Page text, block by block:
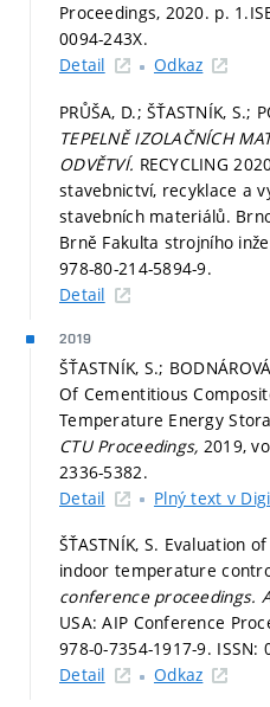
Proceedings, 2020. p. 1.
0094-243X.
Detail
Odkaz
PRŮŠA, D.; ŠŤASTNÍK, S.;
TEPELNĚ IZOLAČNÍCH
ODVĚTVÍ. RECYCLING
stavebnictví, recyklace a
stavebních materiálů.
Brně Fakulta strojního
978-80-214-5894-9.
Detail
2019
ŠŤASTNÍK, S.;
Of Cementitious
Temperature Energy
CTU Proceedings, 2019,
2336-5382.
Detail
Plný text v
ŠŤASTNÍK, S. Evaluation
indoor temperature
conference proceedings.
USA: AIP Conference
978-0-7354-1917-9. ISSN:
Detail
Odkaz